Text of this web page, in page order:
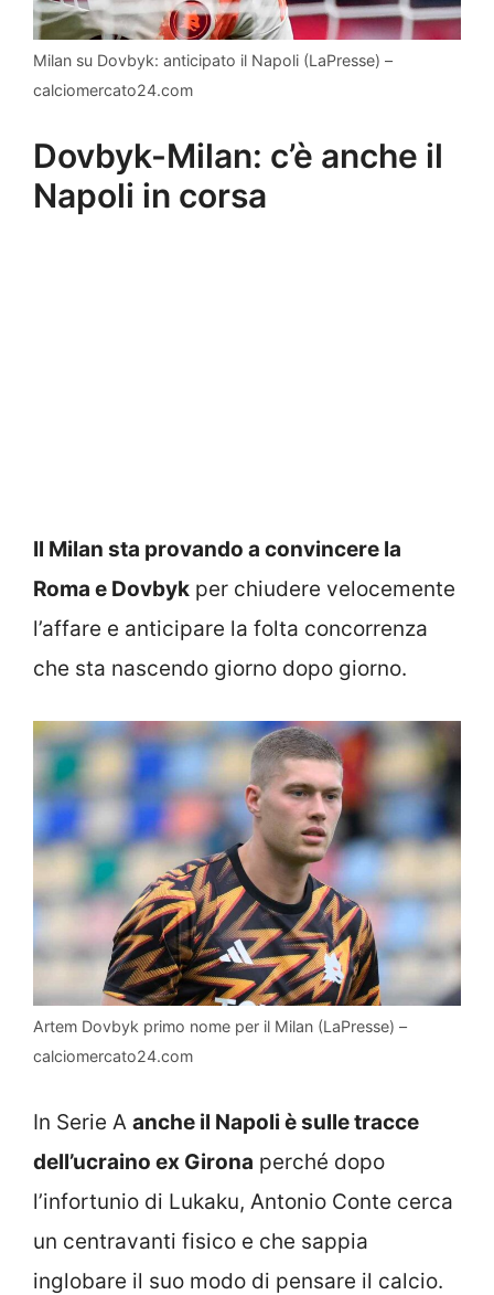
Milan su Dovbyk: anticipato il Napoli (LaPresse) –
calciomercato24.com
Dovbyk-Milan: c’è anche il
Napoli in corsa
Il Milan sta provando a convincere la
Roma e Dovbyk per chiudere velocemente
l’affare e anticipare la folta concorrenza
che sta nascendo giorno dopo giorno.
Artem Dovbyk primo nome per il Milan (LaPresse) –
calciomercato24.com
In Serie A anche il Napoli è sulle tracce
dell’ucraino ex Girona perché dopo
l’infortunio di Lukaku, Antonio Conte cerca
un centravanti fisico e che sappia
inglobare il suo modo di pensare il calcio.